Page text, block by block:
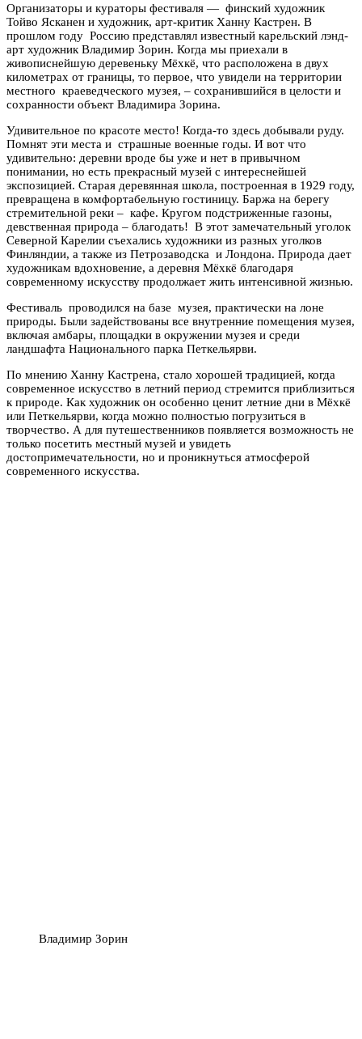
Организаторы и кураторы фестиваля — финский художник
Тойво Ясканен и художник, арт-критик Ханну Кастрен. В
прошлом году Россию представлял известный карельский лэнд-
арт художник Владимир Зорин. Когда мы приехали в
живописнейшую деревеньку Мёхкё, что расположена в двух
километрах от границы, то первое, что увидели на территории
местного краеведческого музея, – сохранившийся в целости и
сохранности объект Владимира Зорина.
Удивительное по красоте место! Когда-то здесь добывали руду.
Помнят эти места и страшные военные годы. И вот что
удивительно: деревни вроде бы уже и нет в привычном
понимании, но есть прекрасный музей с интереснейшей
экспозицией. Старая деревянная школа, построенная в 1929 году,
превращена в комфортабельную гостиницу. Баржа на берегу
стремительной реки – кафе. Кругом подстриженные газоны,
девственная природа – благодать! В этот замечательный уголок
Северной Карелии съехались художники из разных уголков
Финляндии, а также из Петрозаводска и Лондона. Природа дает
художникам вдохновение, а деревня Мёхкё благодаря
современному искусству продолжает жить интенсивной жизнью.
Фестиваль проводился на базе музея, практически на лоне
природы. Были задействованы все внутренние помещения музея,
включая амбары, площадки в окружении музея и среди
ландшафта Национального парка Петкельярви.
По мнению Ханну Кастрена, стало хорошей традицией, когда
современное искусство в летний период стремится приблизиться
к природе. Как художник он особенно ценит летние дни в Мёхкё
или Петкельярви, когда можно полностью погрузиться в
творчество. А для путешественников появляется возможность не
только посетить местный музей и увидеть
достопримечательности, но и проникнуться атмосферой
современного искусства.
Владимир Зорин